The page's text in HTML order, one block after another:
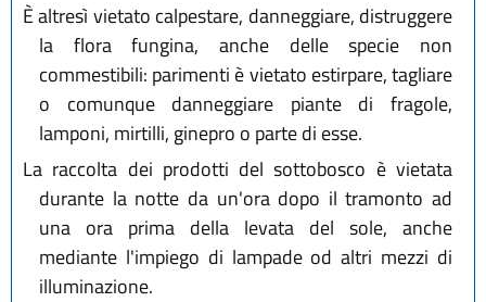
È altresì vietato calpestare, danneggiare, distruggere
la flora fungina, anche delle specie non
commestibili: parimenti è vietato estirpare, tagliare
o comunque danneggiare piante di fragole,
lamponi, mirtilli, ginepro o parte di esse.
La raccolta dei prodotti del sottobosco è vietata
durante la notte da un'ora dopo il tramonto ad
una ora prima della levata del sole, anche
mediante l'impiego di lampade od altri mezzi di
illuminazione.